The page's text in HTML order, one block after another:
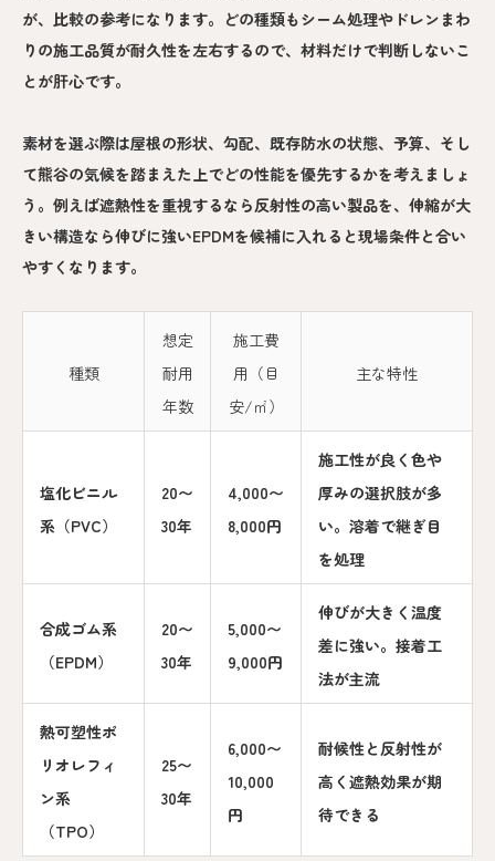
が、比較の参考になります。どの種類もシーム処理やドレンまわ
りの施工品質が耐久性を左右するので、材料だけで判断しないこ
とが肝心です。
素材を選ぶ際は屋根の形状、勾配、既存防水の状態、予算、そし
て熊谷の気候を踏まえた上でどの性能を優先するかを考えましょ
う。例えば遮熱性を重視するなら反射性の高い製品を、伸縮が大
きい構造なら伸びに強いEPDMを候補に入れると現場条件と合い
やすくなります。
種類
想定
耐用
年数
施工費
用（目
安/㎡）
主な特性
塩化ビニル
系（PVC）
20〜
30年
4,000〜
8,000円
施工性が良く色や
厚みの選択肢が多
い。溶着で継ぎ目
を処理
合成ゴム系
（EPDM）
20〜
30年
5,000〜
9,000円
伸びが大きく温度
差に強い。接着工
法が主流
熱可塑性ポ
リオレフィ
ン系
（TPO）
25〜
30年
6,000〜
10,000
円
耐候性と反射性が
高く遮熱効果が期
待できる